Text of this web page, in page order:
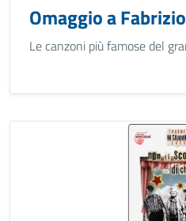
Omaggio a
Le canzoni più famose del